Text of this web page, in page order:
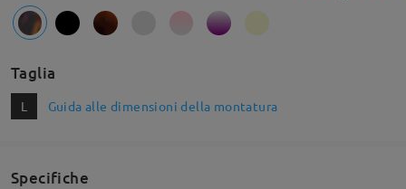
Taglia
L Guida alle dimensioni della montatura
Specifiche